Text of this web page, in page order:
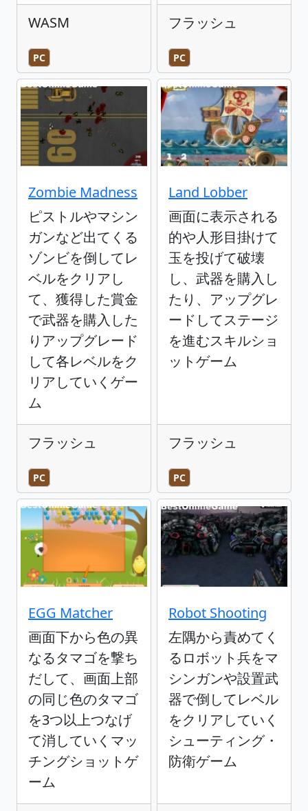
WASM
PC
フラッシュ
PC
Zombie Madness
ピストルやマシン
ガンなど出てくる
ゾンビを倒してレ
ベルをクリアし
て、獲得した賞金
で武器を購入した
りアップグレード
して各レベルをク
リアしていくゲー
ム
フラッシュ
PC
Land Lobber
画面に表示される
的や人形目掛けて
玉を投げて破壊
し、武器を購入し
たり、アップグレ
ードしてステージ
を進むスキルショ
ットゲーム
フラッシュ
PC
EGG Matcher
画面下から色の異
なるタマゴを撃ち
だして、画面上部
の同じ色のタマゴ
を3つ以上つなげ
て消していくマッ
チングショットゲ
ーム
Robot Shooting
左隅から責めてく
るロボット兵をマ
シンガンや設置武
器で倒してレベル
をクリアしていく
シューティング・
防衛ゲーム